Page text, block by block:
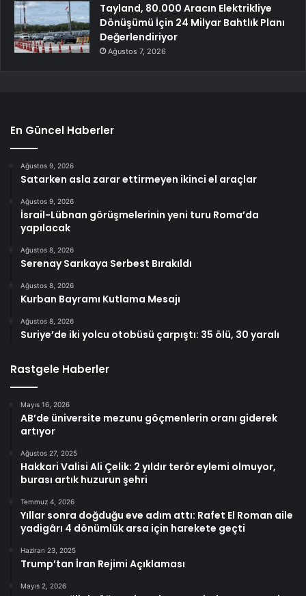
Tayland, 80.000 Aracın Elektrikliye
Dönüşümü İçin 24 Milyar Bahtlık Planı
Değerlendiriyor
Ağustos 7, 2026
En Güncel Haberler
Ağustos 9, 2026
Satarken asla zarar ettirmeyen ikinci el araçlar
Ağustos 9, 2026
İsrail-Lübnan görüşmelerinin yeni turu Roma’da
yapılacak
Ağustos 8, 2026
Serenay Sarıkaya Serbest Bırakıldı
Ağustos 8, 2026
Kurban Bayramı Kutlama Mesajı
Ağustos 8, 2026
Suriye’de iki yolcu otobüsü çarpıştı: 35 ölü, 30 yaralı
Rastgele Haberler
Mayıs 16, 2026
AB’de üniversite mezunu göçmenlerin oranı giderek
artıyor
Ağustos 27, 2025
Hakkari Valisi Ali Çelik: 2 yıldır terör eylemi olmuyor,
burası artık huzurun şehri
Temmuz 4, 2026
Yıllar sonra doğduğu eve adım attı: Rafet El Roman aile
yadigârı 4 dönümlük arsa için harekete geçti
Haziran 23, 2025
Trump’tan İran Rejimi Açıklaması
Mayıs 2, 2026